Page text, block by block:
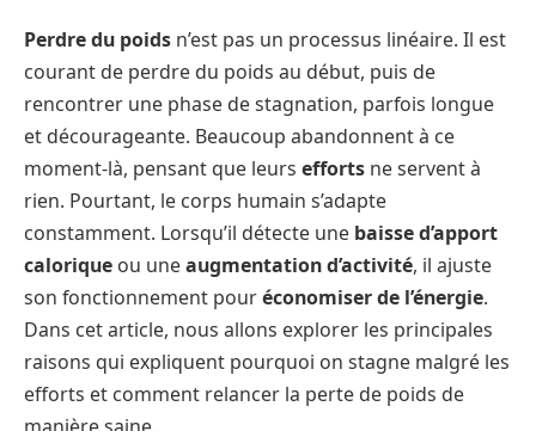
Perdre du poids n’est pas un processus linéaire. Il est
courant de perdre du poids au début, puis de
rencontrer une phase de stagnation, parfois longue
et décourageante. Beaucoup abandonnent à ce
moment-là, pensant que leurs efforts ne servent à
rien. Pourtant, le corps humain s’adapte
constamment. Lorsqu’il détecte une baisse d’apport
calorique ou uneaugmentation d’activité, il ajuste
son fonctionnement pouréconomiser de l’énergie.
Dans cet article, nous allons explorer les principales
raisons qui expliquent pourquoi on stagne malgré les
efforts et comment relancer la perte de poids de
manière saine.